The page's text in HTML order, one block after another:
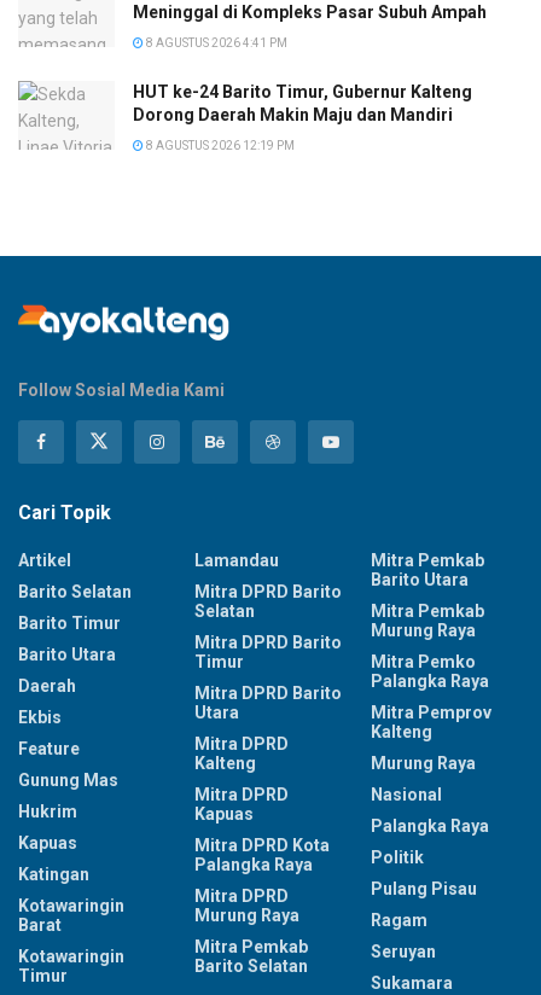
Meninggal di Kompleks Pasar Subuh Ampah
8 AGUSTUS 2026 4:41 PM
HUT ke-24 Barito Timur, Gubernur Kalteng
Dorong Daerah Makin Maju dan Mandiri
8 AGUSTUS 2026 12:19 PM
Follow Sosial Media Kami
Cari Topik
Artikel
Barito Selatan
Barito Timur
Barito Utara
Daerah
Ekbis
Feature
Gunung Mas
Hukrim
Kapuas
Katingan
Kotawaringin
Barat
Kotawaringin
Timur
Lamandau
Mitra DPRD Barito
Selatan
Mitra DPRD Barito
Timur
Mitra DPRD Barito
Utara
Mitra DPRD
Kalteng
Mitra DPRD
Kapuas
Mitra DPRD Kota
Palangka Raya
Mitra DPRD
Murung Raya
Mitra Pemkab
Barito Selatan
Mitra Pemkab
Barito Utara
Mitra Pemkab
Murung Raya
Mitra Pemko
Palangka Raya
Mitra Pemprov
Kalteng
Murung Raya
Nasional
Palangka Raya
Politik
Pulang Pisau
Ragam
Seruyan
Sukamara